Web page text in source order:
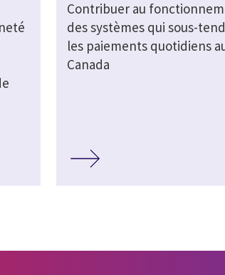
Contribuer au
des systèmes qui sous-
les paiements quotidiens
Canada